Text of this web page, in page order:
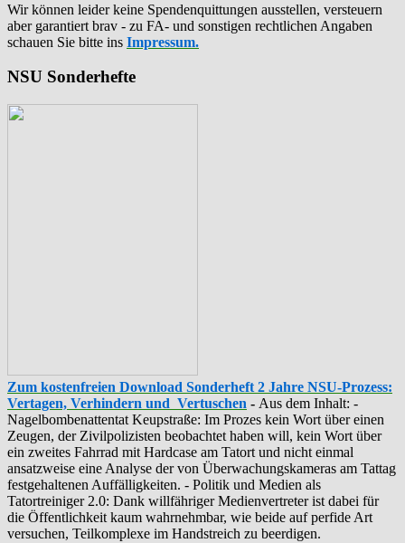
Wir können leider keine Spendenquittungen ausstellen, versteuern
aber garantiert brav - zu FA- und sonstigen rechtlichen Angaben
schauen Sie bitte ins Impressum.
NSU Sonderhefte
Zum kostenfreien Download Sonderheft 2 Jahre NSU-Prozess:
Vertagen, Verhindern und Vertuschen - Aus dem Inhalt: -
‪Nagelbombenattentat‬ ‎Keupstraße‬: Im Prozes kein Wort über einen
Zeugen, der Zivilpolizisten beobachtet haben will, kein Wort über
ein zweites Fahrrad mit Hardcase am Tatort und nicht einmal
ansatzweise eine Analyse der von Überwachungskameras am Tattag
festgehaltenen Auffälligkeiten. - Politik und Medien als
‪Tatortreiniger‬ 2.0: Dank willfähriger Medienvertreter ist dabei für
die Öffentlichkeit kaum wahrnehmbar, wie beide auf perfide Art
versuchen, Teilkomplexe im Handstreich zu beerdigen.